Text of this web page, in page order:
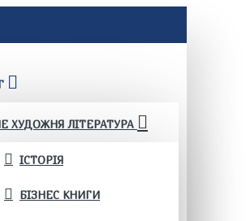
ХУДОЖНЯ ЛІТЕРАТУРА
ІСТОРІЯ
БІЗНЕС КНИГИ